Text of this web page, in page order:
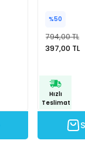
%50
794,00 TL
397,00 TL
Hızlı
Teslimat